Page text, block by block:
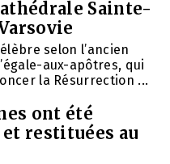
Sainte-
selon l’ancien
aux-apôtres, qui
la Résurrection ...
ont été
restituées au